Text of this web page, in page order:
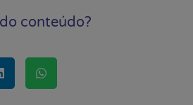
conteúdo?